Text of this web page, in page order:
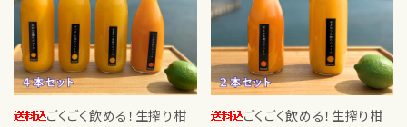
ごくごく飲める！生搾り柑
ごくごく飲める！生搾り柑